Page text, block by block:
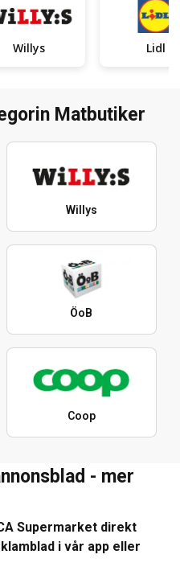
Willys Lidl
Matbutiker
Willys
ÖoB
Coop
- mer
Supermarket direkt
i vår app eller